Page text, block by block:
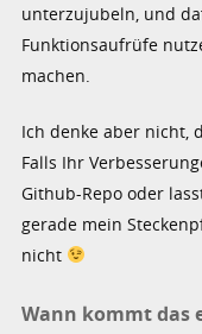
unterzujubeln, und
Funktionsaufrüfe
machen.
Ich denke aber nicht,
Falls Ihr
Github-Repo oder
gerade mein
nicht
Wann kommt das